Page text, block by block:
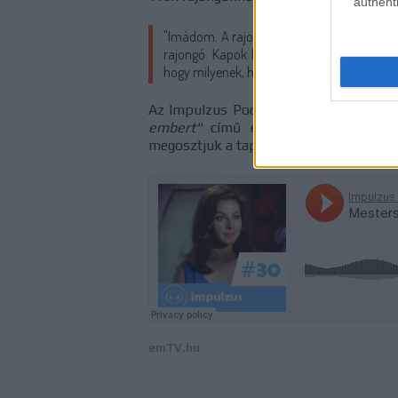
"Imádom. A rajongóim tizenhét és
rajongó. Kapok leveleket mindenhonnan
hogy milyenek, hogy honnan jöttek,
Az Impulzus Podcast harmincadik
embert"című epizódról beszélünk,
megosztjuk a tapasztalatainkat.
emTV.hu